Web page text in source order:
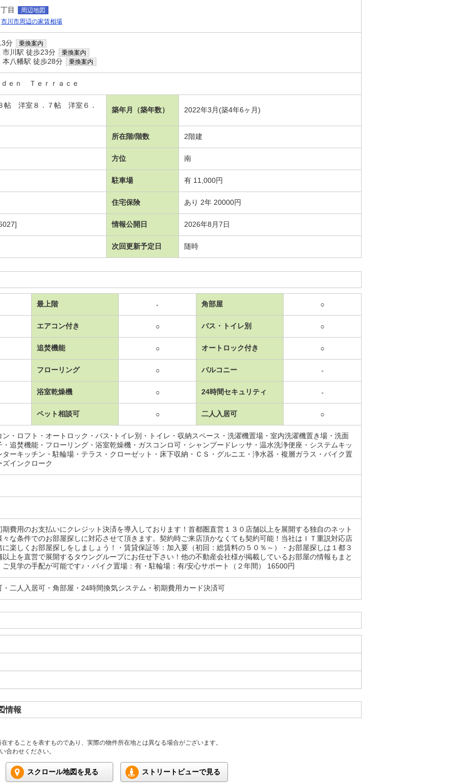
目
周辺地図
市川市周辺の家賃相場
分 乗換案内
市川駅 徒歩23分 乗換案内
本八幡駅 徒歩28分 乗換案内
ｅｎ Ｔｅｒｒａｃｅ
帖 洋室８．７帖 洋室６．
築年月（築年数） 2022年3月(築4年6ヶ月)
所在階/階数 2階建
方位 南
駐車場 有 11,000円
住宅保険 あり 2年 20000円
情報公開日 2026年8月7日
次回更新予定日 随時
最上階 - 角部屋 ○
エアコン付き ○ バス・トイレ別 ○
追焚機能 ○ オートロック付き ○
フローリング ○ バルコニー -
浴室乾燥機 ○ 24時間セキュリティ -
ペット相談可 ○ 二人入居可 ○
ン・ロフト・オートロック・バス･トイレ別・トイレ・収納スペース・洗濯機置場・室内洗濯機置き場・洗面
・追焚機能・フローリング・浴室乾燥機・ガスコンロ可・シャンプードレッサ・温水洗浄便座・システムキッ
ターキッチン・駐輪場・テラス・クローゼット・床下収納・ＣＳ・グルニエ・浄水器・複層ガラス・バイク置
インクローク
期費用のお支払いにクレジット決済を導入しております！首都圏直営１３０店舗以上を展開する独自のネット
々な条件でのお部屋探しに対応させて頂きます。契約時ご来店頂かなくても契約可能！当社はＩＴ重説対応店
に楽しくお部屋探しをしましょう！・賃貸保証等：加入要（初回：総賃料の５０％～）・お部屋探しは１都３
以上を直営で展開するタウングループにお任せ下さい！他の不動産会社様が掲載しているお部屋の情報もまと
ご見学の手配が可能です♪・バイク置場：有・駐輪場：有/安心サポート（２年間） 16500円
・二人入居可・角部屋・24時間換気システム・初期費用カード決済可
情報
することを表すものであり、実際の物件所在地とは異なる場合がございます。
合わせください。
スクロール地図を見る ストリートビューで見る